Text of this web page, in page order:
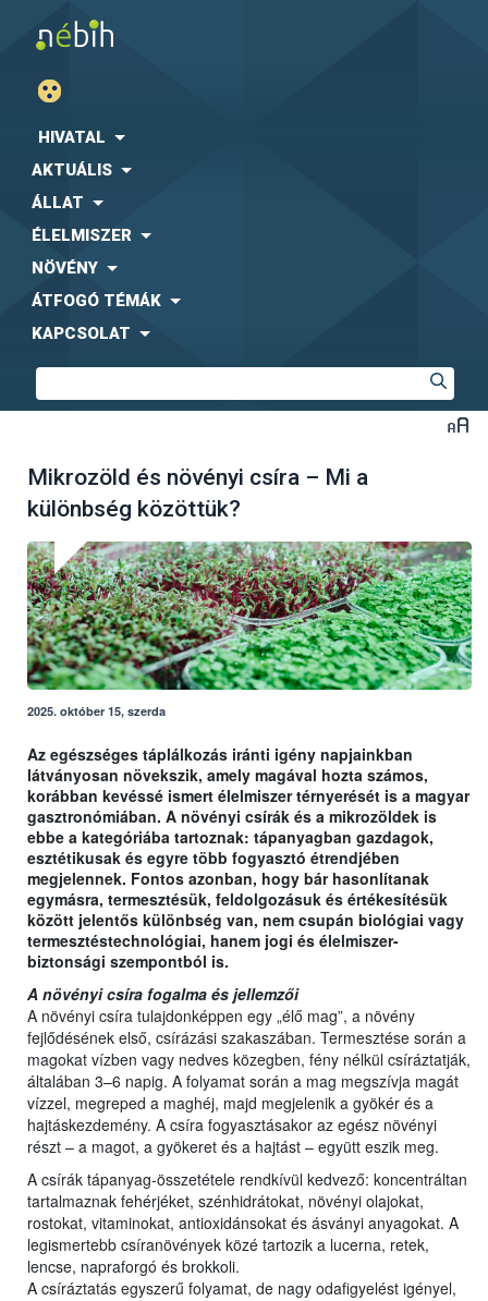
HIVATAL
AKTUÁLIS
ÁLLAT
ÉLELMISZER
NÖVÉNY
ÁTFOGÓ TÉMÁK
KAPCSOLAT
Mikrozöld és növényi csíra – Mi a
különbség közöttük?
2025. október 15, szerda
Az egészséges táplálkozás iránti igény napjainkban
látványosan növekszik, amely magával hozta számos,
korábban kevéssé ismert élelmiszer térnyerését is a magyar
gasztronómiában. A növényi csírák és a mikrozöldek is
ebbe a kategóriába tartoznak: tápanyagban gazdagok,
esztétikusak és egyre több fogyasztó étrendjében
megjelennek. Fontos azonban, hogy bár hasonlítanak
egymásra, termesztésük, feldolgozásuk és értékesítésük
között jelentős különbség van, nem csupán biológiai vagy
termesztéstechnológiai, hanem jogi és élelmiszer-
biztonsági szempontból is.
A növényi csíra fogalma és jellemzői
A növényi csíra tulajdonképpen egy „élő mag”, a növény
fejlődésének első, csírázási szakaszában. Termesztése során a
magokat vízben vagy nedves közegben, fény nélkül csíráztatják,
általában 3–6 napig. A folyamat során a mag megszívja magát
vízzel, megreped a maghéj, majd megjelenik a gyökér és a
hajtáskezdemény. A csíra fogyasztásakor az egész növényi
részt – a magot, a gyökeret és a hajtást – együtt eszik meg.
A csírák tápanyag-összetétele rendkívül kedvező: koncentráltan
tartalmaznak fehérjéket, szénhidrátokat, növényi olajokat,
rostokat, vitaminokat, antioxidánsokat és ásványi anyagokat. A
legismertebb csíranövények közé tartozik a lucerna, retek,
lencse, napraforgó és brokkoli.
A csíráztatás egyszerű folyamat, de nagy odafigyelést igényel,